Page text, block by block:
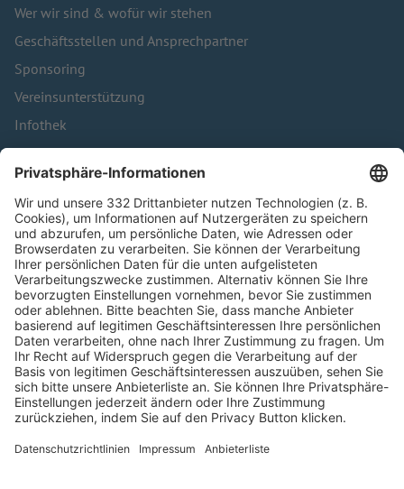
Wer wir sind & wofür wir stehen
Geschäftsstellen und Ansprechpartner
Sponsoring
Vereinsunterstützung
Infothek
Kontakt
HÄUFIG BESUCHTE SEITEN
Pässe und Vereinswechsel
Trainerausbildung
Schulungsangebot Vereinsmitarbeiter
BFV-Geschäftsstellen
Trainerbörse
Login SpielPlus
FOLGE DEM BFV